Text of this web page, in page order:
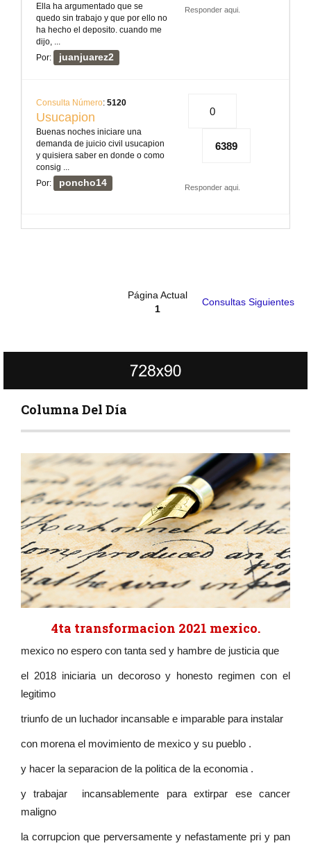
Ella ha argumentado que se
quedo sin trabajo y que por ello no
ha hecho el deposito. cuando me
dijo, ...
Por:
juanjuarez2
Responder aqui.
Consulta Número: 5120
Usucapion
Buenas noches iniciare una
demanda de juicio civil usucapion
y quisiera saber en donde o como
consig ...
Por:
poncho14
0
6389
Responder aqui.
Página Actual
1
Consultas Siguientes
Columna Del Día
4ta transformacion 2021 mexico.
mexico no espero con tanta sed y hambre de justicia que
el 2018 iniciaria un decoroso y honesto regimen con el
legitimo
triunfo de un luchador incansable e imparable para instalar
con morena el movimiento de mexico y su pueblo .
y hacer la separacion de la politica de la economia .
y trabajar incansablemente para extirpar ese cancer
maligno
la corrupcion que perversamente y nefastamente pri y pan